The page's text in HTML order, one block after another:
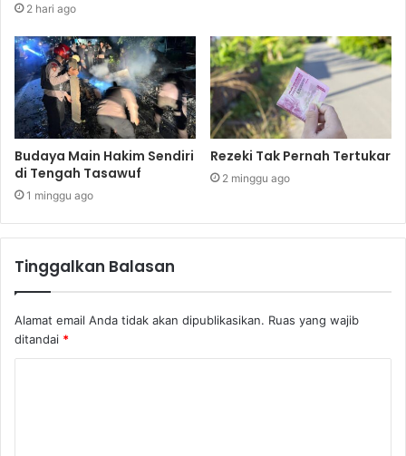
2 hari ago
Budaya Main Hakim Sendiri
di Tengah Tasawuf
1 minggu ago
Rezeki Tak Pernah Tertukar
2 minggu ago
Tinggalkan Balasan
Alamat email Anda tidak akan dipublikasikan. Ruas yang wajib
ditandai *